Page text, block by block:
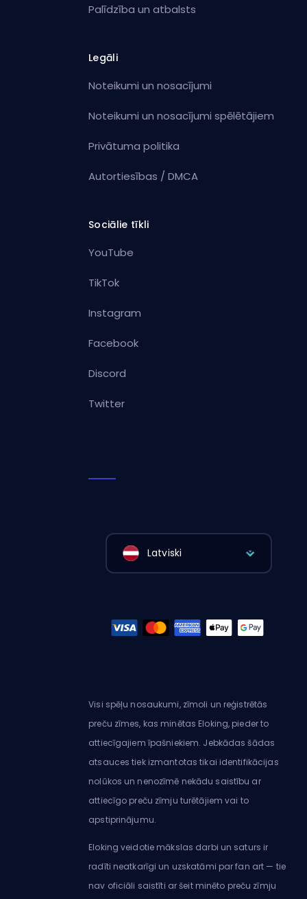
Palīdzība un atbalsts
Legāli
Noteikumi un nosacījumi
Noteikumi un nosacījumi spēlētājiem
Privātuma politika
Autortiesības / DMCA
Sociālie tīkli
YouTube
TikTok
Instagram
Facebook
Discord
Twitter
Latviski
Visi spēļu nosaukumi, zīmoli un reģistrētās
preču zīmes, kas minētas Eloking, pieder to
attiecīgajiem īpašniekiem. Jebkādas šādas
atsauces tiek izmantotas tikai identifikācijas
nolūkos un nenozīmē nekādu saistību ar
attiecīgo preču zīmju turētājiem vai to
apstiprinājumu.
Eloking veidotie mākslas darbi un saturs ir
radīti neatkarīgi un uzskatāmi par fan art — tie
nav oficiāli saistīti ar šeit minēto preču zīmju